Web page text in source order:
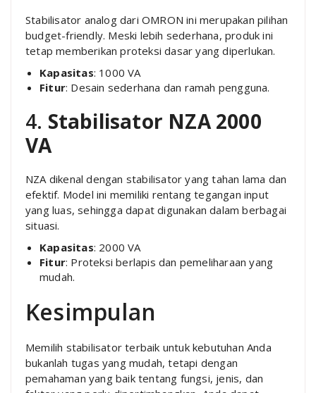
Stabilisator analog dari OMRON ini merupakan pilihan
budget-friendly. Meski lebih sederhana, produk ini
tetap memberikan proteksi dasar yang diperlukan.
Kapasitas: 1000 VA
Fitur: Desain sederhana dan ramah pengguna.
4. Stabilisator NZA 2000
VA
NZA dikenal dengan stabilisator yang tahan lama dan
efektif. Model ini memiliki rentang tegangan input
yang luas, sehingga dapat digunakan dalam berbagai
situasi.
Kapasitas: 2000 VA
Fitur: Proteksi berlapis dan pemeliharaan yang
mudah.
Kesimpulan
Memilih stabilisator terbaik untuk kebutuhan Anda
bukanlah tugas yang mudah, tetapi dengan
pemahaman yang baik tentang fungsi, jenis, dan